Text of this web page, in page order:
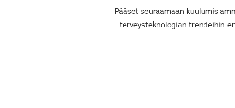
Pääset seuraamaan
terveysteknologian trendeihin